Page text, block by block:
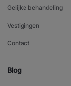
Gelijke behandeling
Vestigingen
Contact
Blog